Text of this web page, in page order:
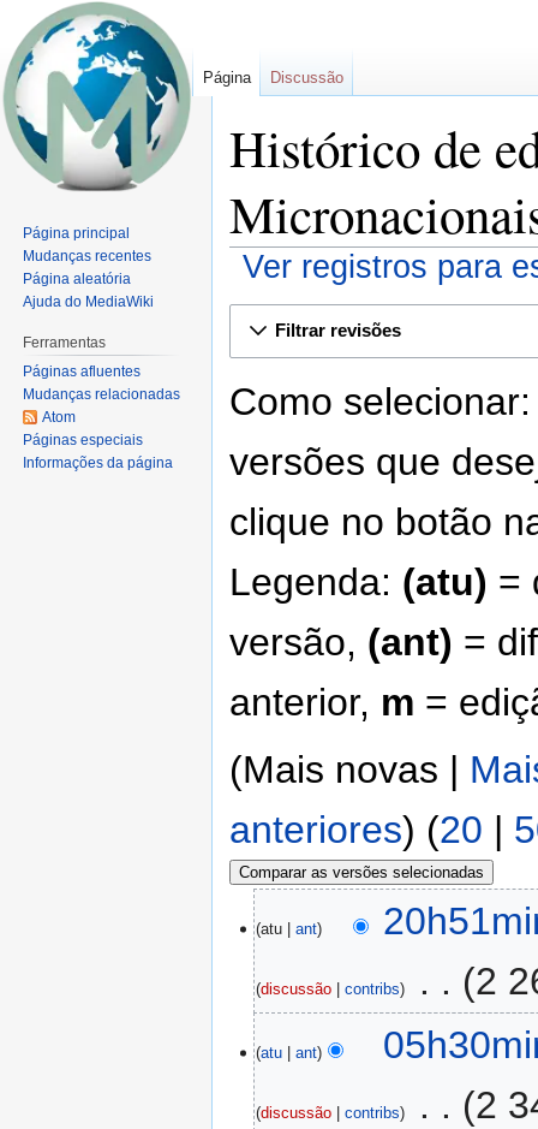
Histórico de
Ver registros para
para
navegação
para
pesquisar
Filtrar revisões
Como
versões que
clique no botão
Legenda: (atu) =
versão, (ant) =
anterior, m =
(Mais novas |
anteriores) (20 |
atu ant
discussão contribs 2
atu ant
discussão contribs 2
Página Discussão
Página principal
Mudanças recentes
Página aleatória
Ajuda do MediaWiki
Ferramentas
Páginas afluentes
Mudanças relacionadas
Atom
Páginas especiais
Informações da página